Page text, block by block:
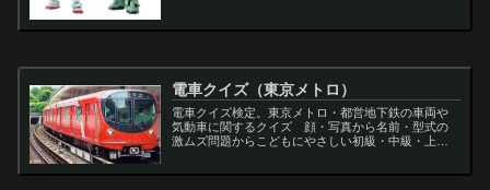
電車クイズ（東京メトロ）
電車クイズ検定。東京メトロ・都営地下鉄の車両や
気動車に関するクイズ 顔・写真から名前・型式の
激ムズ問題からこどもにやさしい初級・中級・上級